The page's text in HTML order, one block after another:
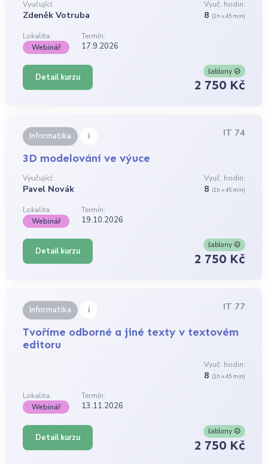
Vyučující:
Zdeněk Votruba
Vyuč. hodin:
8 (1h = 45 min)
Lokalita:
Termín:
Webinář
17.9.2026
Detail kurzu
šablony
2 750 Kč
Informatika i IT 74
3D modelování ve výuce
Vyučující:
Pavel Novák
Vyuč. hodin:
8 (1h = 45 min)
Lokalita:
Termín:
Webinář
19.10.2026
Detail kurzu
šablony
2 750 Kč
Informatika i IT 77
Tvoříme odborné a jiné texty v textovém
editoru
Vyuč. hodin:
8 (1h = 45 min)
Lokalita:
Termín:
Webinář
13.11.2026
Detail kurzu
šablony
2 750 Kč